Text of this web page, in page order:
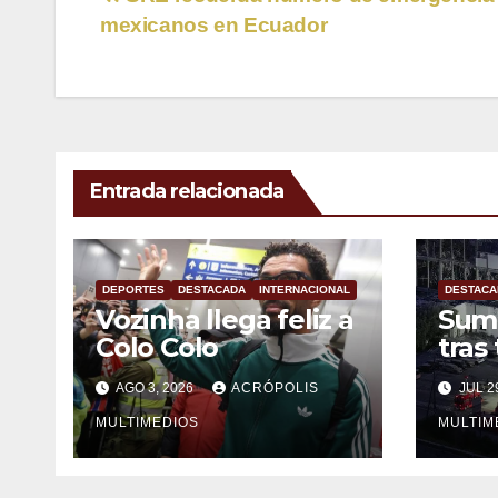
entradas
mexicanos en Ecuador
Entrada relacionada
DEPORTES DESTACADA INTERNACIONAL
Vozinha llega feliz a
Colo Colo
AGO 3, 2026 ACRÓPOLIS
MULTIMEDIOS
tras
JUL